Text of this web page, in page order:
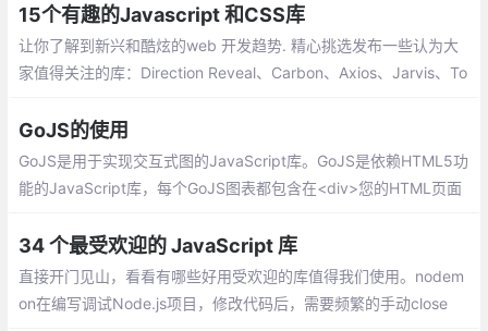
内容就是关于那些目前最为流行且常用的框架
15个有趣的Javascript 和CSS库
让你了解到新兴和酷炫的web 开发趋势. 精心挑选发布一些认为大
家值得关注的库：Direction Reveal、Carbon、Аxios、Jarvis、To
GoJS的使用
GoJS是用于实现交互式图的JavaScript库。GoJS是依赖HTML5功
能的JavaScript库，每个GoJS图表都包含在<div>您的HTML页面
34 个最受欢迎的 JavaScript 库
直接开门见山，看看有哪些好用受欢迎的库值得我们使用。nodem
on在编写调试Node.js项目，修改代码后，需要频繁的手动close